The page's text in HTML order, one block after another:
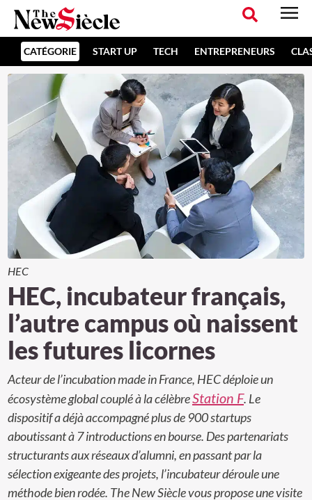
CATÉGORIE START UP TECH ENTREPRENEURS
HEC
HEC, incubateur français,
l’autre campus où naissent
les futures licornes
Acteur de l’incubation made in France, HEC déploie un
écosystème global couplé à la célèbreStation F. Le
dispositif a déjà accompagné plus de 900 startups
aboutissant à 7 introductions en bourse. Des partenariats
structurants aux réseaux d’alumni, en passant par la
sélection exigeante des projets, l’incubateur déroule une
méthode bien rodée. The New Siècle vous propose une visite